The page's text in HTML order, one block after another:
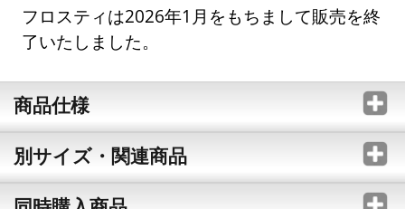
フロスティは2026年1月をもちまして販売を終
了いたしました。
商品仕様
別サイズ・関連商品